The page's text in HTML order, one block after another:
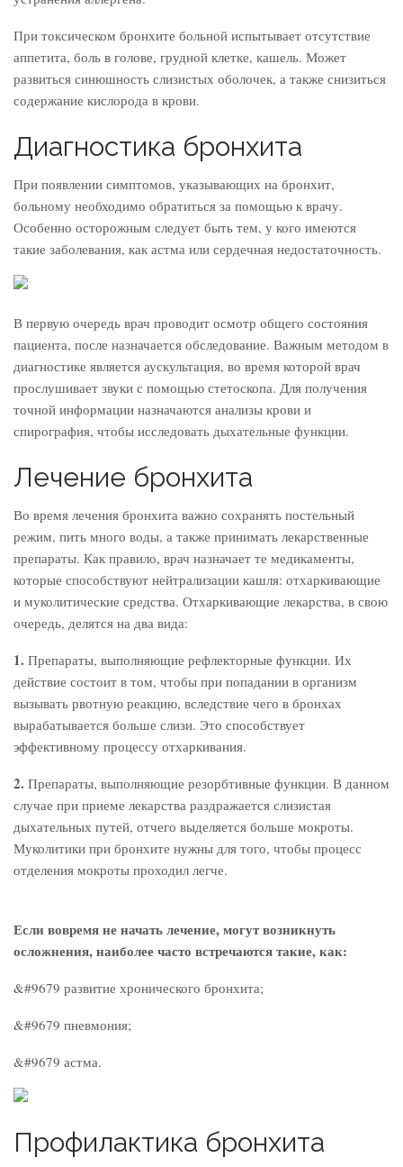
При токсическом бронхите больной испытывает отсутствие
аппетита, боль в голове, грудной клетке, кашель. Может
развиться синюшность слизистых оболочек, а также снизиться
содержание кислорода в крови.
Диагностика бронхита
При появлении симптомов, указывающих на бронхит,
больному необходимо обратиться за помощью к врачу.
Особенно осторожным следует быть тем, у кого имеются
такие заболевания, как астма или сердечная недостаточность.
В первую очередь врач проводит осмотр общего состояния
пациента, после назначается обследование. Важным методом в
диагностике является аускультация, во время которой врач
прослушивает звуки с помощью стетоскопа. Для получения
точной информации назначаются анализы крови и
спирография, чтобы исследовать дыхательные функции.
Лечение бронхита
Во время лечения бронхита важно сохранять постельный
режим, пить много воды, а также принимать лекарственные
препараты. Как правило, врач назначает те медикаменты,
которые способствуют нейтрализации кашля: отхаркивающие
и муколитические средства. Отхаркивающие лекарства, в свою
очередь, делятся на два вида:
1. Препараты, выполняющие рефлекторные функции. Их
действие состоит в том, чтобы при попадании в организм
вызывать рвотную реакцию, вследствие чего в бронхах
вырабатывается больше слизи. Это способствует
эффективному процессу отхаркивания.
2. Препараты, выполняющие резорбтивные функции. В данном
случае при приеме лекарства раздражается слизистая
дыхательных путей, отчего выделяется больше мокроты.
Муколитики при бронхите нужны для того, чтобы процесс
отделения мокроты проходил легче.
Если вовремя не начать лечение, могут возникнуть
осложнения, наиболее часто встречаются такие, как:
&#9679 развитие хронического бронхита;
&#9679 пневмония;
&#9679 астма.
Профилактика бронхита